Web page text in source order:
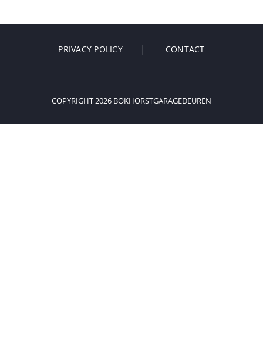
PRIVACY POLICY CONTACT
COPYRIGHT 2026 BOKHORSTGARAGEDEUREN